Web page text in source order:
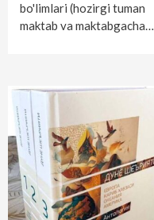
bo'limlari (hozirgi tuman
maktab va maktabgacha…